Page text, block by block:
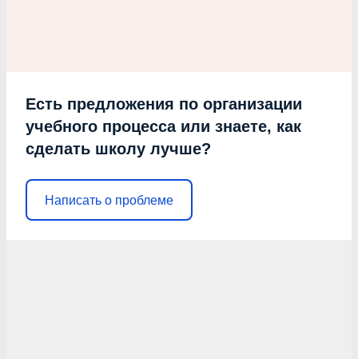
Есть предложения по организации
учебного процесса или знаете, как
сделать школу лучше?
Написать о проблеме